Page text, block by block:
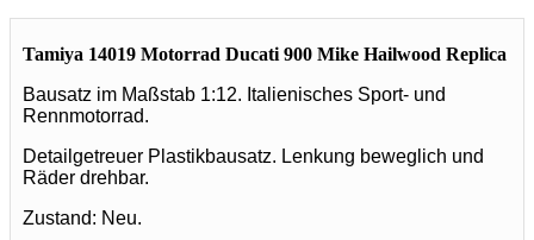
Tamiya 14019 Motorrad Ducati 900 Mike Hailwood Replica
Bausatz im Maßstab 1:12. Italienisches Sport- und
Rennmotorrad.
Detailgetreuer Plastikbausatz. Lenkung beweglich und
Räder drehbar.
Zustand: Neu.